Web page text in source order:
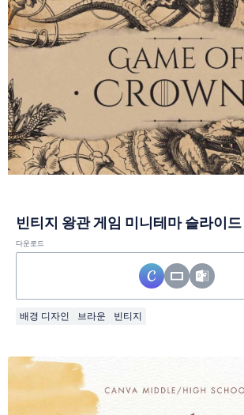
빈티지 왕관 게임 미니테마 슬라이
다운로드
배경 디자인 브라운 빈티지